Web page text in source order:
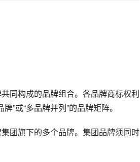
同构成的品牌组合。各品牌商标权利
”或“多品牌并列”的品牌矩阵。
团旗下的多个品牌。集团品牌须同时